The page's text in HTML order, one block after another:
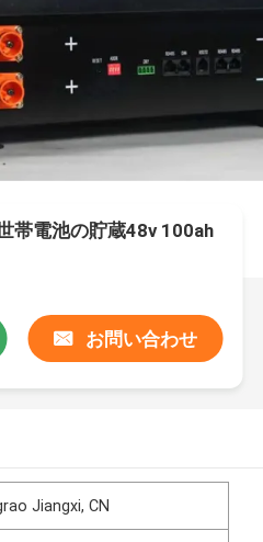
帯電池の貯蔵48v 100ah
お問い合わせ
Jiangxi, CN